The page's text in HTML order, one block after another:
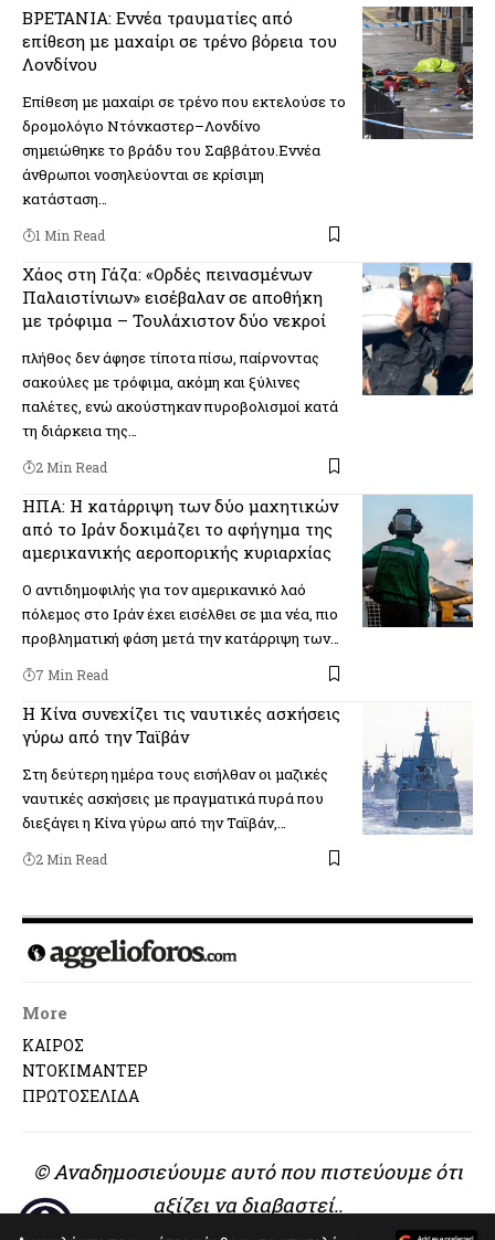
ΒΡΕΤΑΝΙΑ: Εννέα τραυματίες από
επίθεση με μαχαίρι σε τρένο βόρεια του
Λονδίνου
Επίθεση με μαχαίρι σε τρένο που εκτελούσε το
δρομολόγιο Ντόνκαστερ–Λονδίνο
σημειώθηκε το βράδυ του Σαββάτου.Εννέα
άνθρωποι νοσηλεύονται σε κρίσιμη
κατάσταση…
1 Min Read
Χάος στη Γάζα: «Ορδές πεινασμένων
Παλαιστίνιων» εισέβαλαν σε αποθήκη
με τρόφιμα – Τουλάχιστον δύο νεκροί
πλήθος δεν άφησε τίποτα πίσω, παίρνοντας
σακούλες με τρόφιμα, ακόμη και ξύλινες
παλέτες, ενώ ακούστηκαν πυροβολισμοί κατά
τη διάρκεια της…
2 Min Read
ΗΠΑ: Η κατάρριψη των δύο μαχητικών
από το Ιράν δοκιμάζει το αφήγημα της
αμερικανικής αεροπορικής κυριαρχίας
Ο αντιδημοφιλής για τον αμερικανικό λαό
πόλεμος στο Ιράν έχει εισέλθει σε μια νέα, πιο
προβληματική φάση μετά την κατάρριψη των…
7 Min Read
Η Κίνα συνεχίζει τις ναυτικές ασκήσεις
γύρω από την Ταϊβάν
Στη δεύτερη ημέρα τους εισήλθαν οι μαζικές
ναυτικές ασκήσεις με πραγματικά πυρά που
διεξάγει η Κίνα γύρω από την Ταϊβάν,…
2 Min Read
More
ΚΑΙΡΟΣ
ΝΤΟΚΙΜΑΝΤΕΡ
ΠΡΩΤΟΣΕΛΙΔΑ
© Αναδημοσιεύουμε αυτό που πιστεύουμε ότι
αξίζει να διαβαστεί..